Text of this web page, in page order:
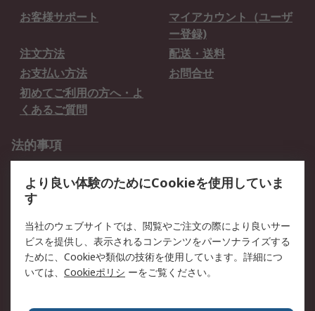
お客様サポート
マイアカウント（ユーザ
ー登録)
注文方法
配送・送料
お支払い方法
お問合せ
初めてご利用の方へ・よ
くあるご質問
法的事項
クッキーポリシー
RSについて
会社概要
採用情報
プレスリリース＆お知ら
コーポレートサイト
より良い体験のためにCookieを使用していま
す
当社のウェブサイトでは、閲覧やご注文の際により良いサー
ビスを提供し、表示されるコンテンツをパーソナライズする
ために、Cookieや類似の技術を使用しています。詳細につ
いては、 Cookieポリシ ーをご覧ください。